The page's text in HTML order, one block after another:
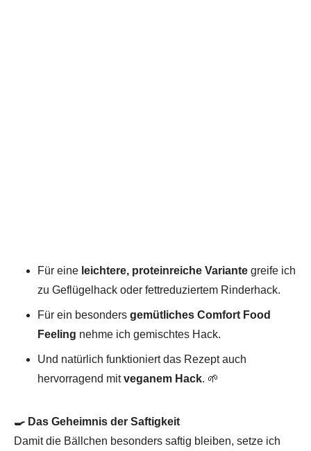
Für eine leichtere, proteinreiche Variante greife ich
zu Geflügelhack oder fettreduziertem Rinderhack.
Für ein besonders gemütliches Comfort Food
Feeling nehme ich gemischtes Hack.
Und natürlich funktioniert das Rezept auch
hervorragend mitveganem Hack. 🌱
🍳 Das Geheimnis der Saftigkeit
Damit die Bällchen besonders saftig bleiben, setze ich